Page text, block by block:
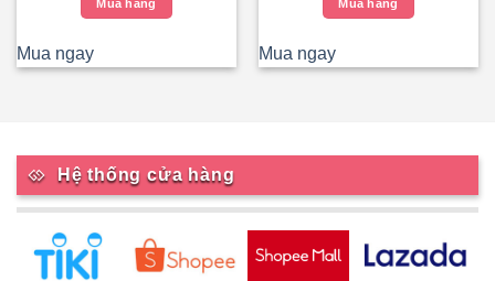
75.000₫.
Mua hàng
Mua ngay
Mua hàng
Mua ngay
Hệ thống cửa hàng